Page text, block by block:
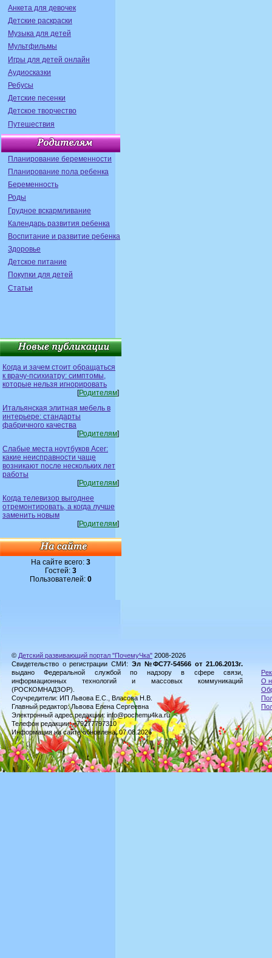
Анкета для девочек
Детские раскраски
Музыка для детей
Мультфильмы
Игры для детей онлайн
Аудиосказки
Ребусы
Детские песенки
Детское творчество
Путешествия
Планирование беременности
Планирование пола ребенка
Беременность
Роды
Грудное вскармливание
Календарь развития ребенка
Воспитание и развитие ребенка
Здоровье
Детское питание
Покупки для детей
Статьи
Когда и зачем стоит обращаться
к врачу-психиатру: симптомы,
которые нельзя игнорировать
[Родителям]
Итальянская элитная мебель в
интерьере: стандарты
фабричного качества
[Родителям]
Слабые места ноутбуков Acer:
какие неисправности чаще
возникают после нескольких лет
работы
[Родителям]
Когда телевизор выгоднее
отремонтировать, а когда лучше
заменить новым
[Родителям]
На сайте всего: 3
Гостей: 3
Пользователей: 0
© Детский развивающий портал "ПочемуЧка" 2008-2026
Свидетельство о регистрации СМИ: Эл №ФС77-54566 от 21.06.2013г.
выдано Федеральной службой по надзору в сфере связи,
информационных технологий и массовых коммуникаций
(РОСКОМНАДЗОР).
Соучредители: ИП Львова Е.С., Власова Н.В.
Главный редактор: Львова Елена Сергеевна
Электронный адрес редакции: info@pochemu4ka.ru
Телефон редакции: +79277797310
Информация на сайте обновлена: 07.08.2026
О